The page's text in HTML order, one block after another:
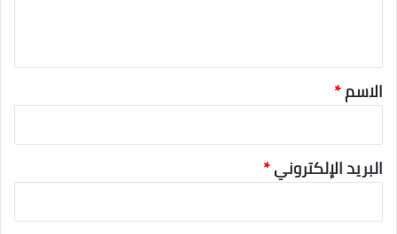
الاسم*
البريد الإلكتروني*